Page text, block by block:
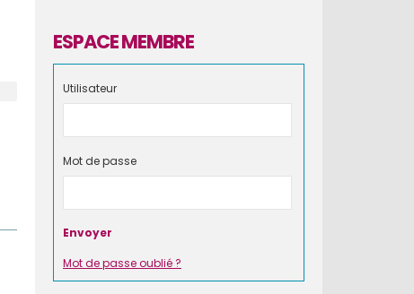
ESPACE MEMBRE
Utilisateur
Mot de passe
Mot de passe oublié ?